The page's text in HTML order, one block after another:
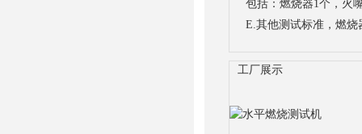
包括：燃烧器1个，火
E.其他测试标准，燃烧
工厂展示